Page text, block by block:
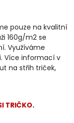
pouze na kvalitní
160g/m2 se
Využíváme
Více informací v
na střih triček,
TRIČKO.